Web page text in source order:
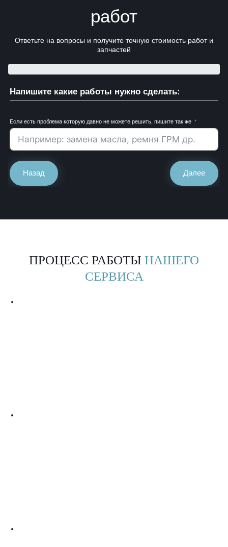
работ
Ответьте на вопросы и получите точную стоимость работ и
запчастей
Напишите какие работы нужно сделать:
Если есть проблема которую давно не можете решить, пишите так же
Назад Далее
ПРОЦЕСС РАБОТЫ НАШЕГО
СЕРВИСА